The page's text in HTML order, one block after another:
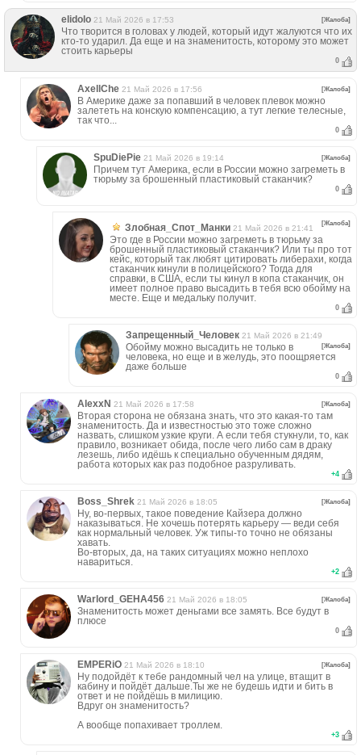
elidolo 21 Май 2026 в 17:53 [Жалоба]
Что творится в головах у людей, который идут жалуются что их
кто-то ударил. Да еще и на знаменитость, которому это может
стоить карьеры
0
AxellChe 21 Май 2026 в 17:56 [Жалоба]
В Америке даже за попавший в человек плевок можно
залететь на конскую компенсацию, а тут легкие телесные,
так что...
0
SpuDiePie 21 Май 2026 в 19:14 [Жалоба]
Причем тут Америка, если в России можно загреметь в
тюрьму за брошенный пластиковый стаканчик?
0
Злобная_Спот_Манки 21 Май 2026 в 21:41
[Жалоба]
Это где в России можно загреметь в тюрьму за
брошенный пластиковый стаканчик? Или ты про тот
кейс, который так любят цитировать либерахи, когда
стаканчик кинули в полицейского? Тогда для
справки, в США, если ты кинул в копа стаканчик, он
имеет полное право высадить в тебя всю обойму на
месте. Еще и медальку получит.
0
Запрещенный_Человек 21 Май 2026 в 21:49
[Жалоба]
Обойму можно высадить не только в
человека, но еще и в желудь, это поощряется
даже больше
0
AlexxN 21 Май 2026 в 17:58 [Жалоба]
Вторая сторона не обязана знать, что это какая-то там
знаменитость. Да и известностью это тоже сложно
назвать, слишком узкие круги. А если тебя стукнули, то, как
правило, возникает обида, после чего либо сам в драку
лезешь, либо идёшь к специально обученным дядям,
работа которых как раз подобное разруливать.
+4
Boss_Shrek 21 Май 2026 в 18:05 [Жалоба]
Ну, во-первых, такое поведение Кайзера должно
наказываться. Не хочешь потерять карьеру — веди себя
как нормальный человек. Уж типы-то точно не обязаны
хавать.
Во-вторых, да, на таких ситуациях можно неплохо
навариться.
+2
Warlord_GEHA456 21 Май 2026 в 18:05 [Жалоба]
Знаменитость может деньгами все замять. Все будут в
плюсе
0
EMPERiO 21 Май 2026 в 18:10 [Жалоба]
Ну подойдёт к тебе рандомный чел на улице, втащит в
кабину и пойдёт дальше.Ты же не будешь идти и бить в
ответ и не пойдёшь в милицию.
Вдруг он знаменитость?
А вообще попахивает троллем.
+3